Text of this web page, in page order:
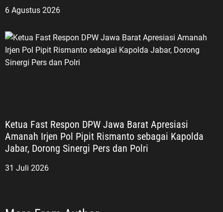
6 Agustus 2026
Ketua Fast Respon DPW Jawa Barat Apresiasi
Amanah Irjen Pol Pipit Rismanto sebagai Kapolda
Jabar, Dorong Sinergi Pers dan Polri
31 Juli 2026